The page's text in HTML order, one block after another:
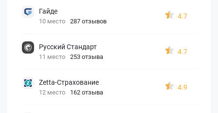
Гайде
10 место 287 отзывов
4.7
Русский Стандарт
11 место 253 отзыва
4.7
Zetta-Страхование
12 место 162 отзыва
4.9